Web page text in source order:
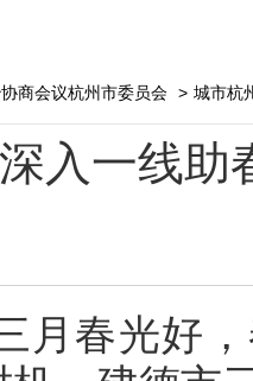
商会议杭州市委员会 > 城市杭
入一线
月春光好